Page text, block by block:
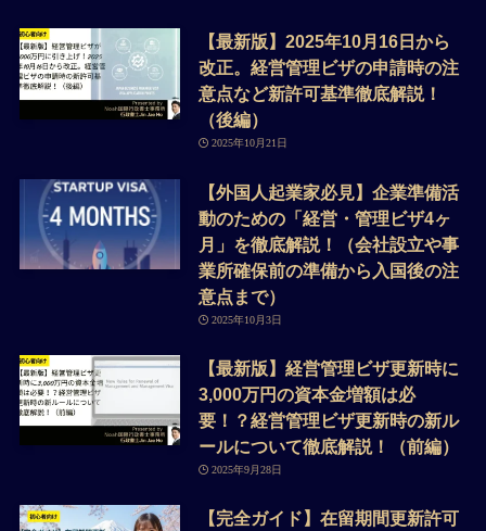
【最新版】2025年10月16日から
改正。経営管理ビザの申請時の注
意点など新許可基準徹底解説！
（後編）
2025年10月21日
【外国人起業家必見】企業準備活
動のための「経営・管理ビザ4ヶ
月」を徹底解説！（会社設立や事
業所確保前の準備から入国後の注
意点まで）
2025年10月3日
【最新版】経営管理ビザ更新時に
3,000万円の資本金増額は必
要！？経営管理ビザ更新時の新ル
ールについて徹底解説！（前編）
2025年9月28日
【完全ガイド】在留期間更新許可